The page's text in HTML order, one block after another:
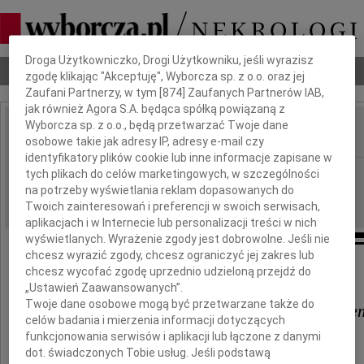
Nekrologi Odeszli Poradnik pogrzebowy
IMIĘ I NAZWISKO:
REGION: Lublin
DATA EMISJI: 24.05.2023
Szczere wyrazy współczucia
Panu Krzysztofowi
z powodu śmierci
Dbamy o Twoją prywatność
Droga Użytkowniczko, Drogi Użytkowniku, jeśli wyrazisz
zgodę klikając "Akceptuję", Wyborcza sp. z o.o. oraz jej
Zaufani Partnerzy, w tym [874 ] Zaufanych Partnerów IAB,
jak również Agora S.A. będąca spółką powiązaną z
Wyborcza sp. z o.o., będą przetwarzać Twoje dane
osobowe takie jak adresy IP, adresy e-mail czy
identyfikatory plików cookie lub inne informacje zapisane w
tych plikach do celów marketingowych, w szczególności
na potrzeby wyświetlania reklam dopasowanych do
Twoich zainteresowań i preferencji w swoich serwisach,
aplikacjach i w Internecie lub personalizacji treści w nich
wyświetlanych. Wyrażenie zgody jest dobrowolne. Jeśli nie
chcesz wyrazić zgody, chcesz ograniczyć jej zakres lub
chcesz wycofać zgodę uprzednio udzieloną przejdź do
„Ustawień Zaawansowanych”.
Twoje dane osobowe mogą być przetwarzane także do
celów badania i mierzenia informacji dotyczących
funkcjonowania serwisów i aplikacji lub łączone z danymi
dot. świadczonych Tobie usług. Jeśli podstawą